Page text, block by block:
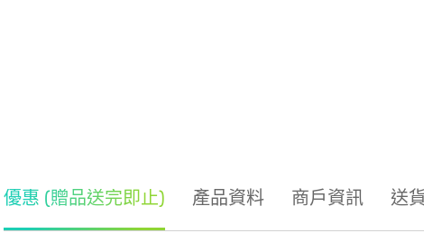
優惠 (贈品送完即止) 產品資料 商戶資訊 送